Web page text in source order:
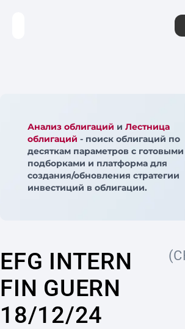
Анализ облигаций и Лестница
облигаций - поиск облигаций по
десяткам параметров с готовыми
подборками и платформа для
создания/обновления стратегии
инвестиций в облигации.
EFG INTERN
FIN GUERN
18/12/24